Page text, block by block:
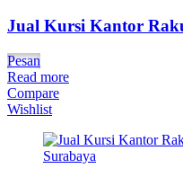
Jual Kursi Kantor
Pesan
Read more
Compare
Wishlist